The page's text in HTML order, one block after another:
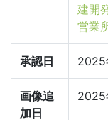
建開
営業
承認日 2025
画像追
加日
2025